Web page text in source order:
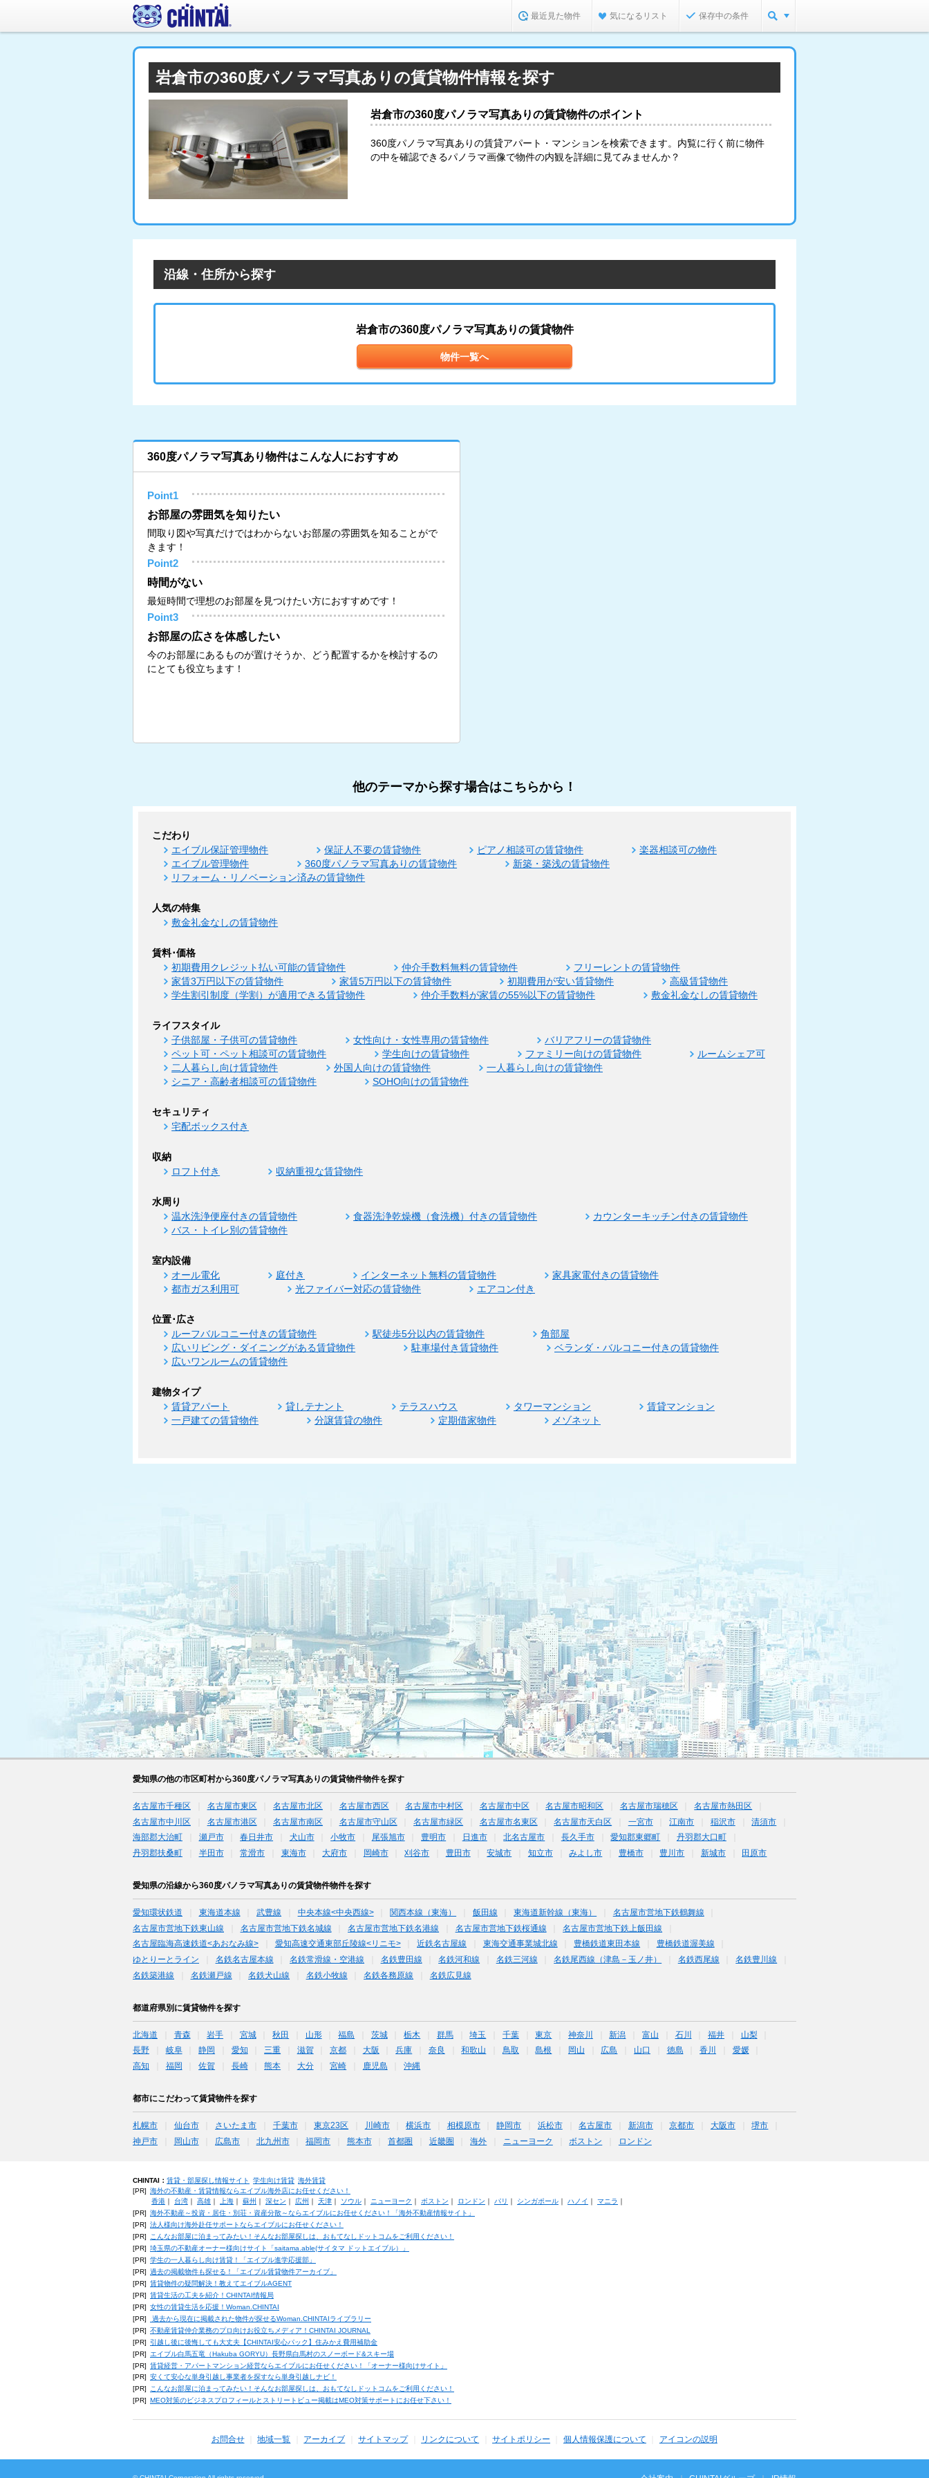
最近見た物件 気になるリスト 保存中の条件
岩倉市の360度パノラマ写真ありの賃貸物件情報を探す
岩倉市の360度パノラマ写真ありの賃貸物件のポイント
360度パノラマ写真ありの賃貸アパート・マンションを検索できます。内覧に行く前に物件
の中を確認できるパノラマ画像で物件の内観を詳細に見てみませんか？
沿線・住所から探す
岩倉市の360度パノラマ写真ありの賃貸物件
物件一覧へ
360度パノラマ写真あり物件はこんな人におすすめ
Point1
お部屋の雰囲気を知りたい
間取り図や写真だけではわからないお部屋の雰囲気を知ることがで
きます！
Point2
時間がない
最短時間で理想のお部屋を見つけたい方におすすめです！
Point3
お部屋の広さを体感したい
今のお部屋にあるものが置けそうか、どう配置するかを検討するの
にとても役立ちます！
他のテーマから探す場合はこちらから！
こだわり
エイブル保証管理物件 保証人不要の賃貸物件 ピアノ相談可の賃貸物件
楽器相談可の物件
エイブル管理物件
360度パノラマ写真ありの賃貸物件
新築・築浅の賃貸物件
リフォーム・リノベーション済みの賃貸物件
人気の特集
敷金礼金なしの賃貸物件
賃料･価格
初期費用クレジット払い可能の賃貸物件 仲介手数料無料の賃貸物件
フリーレントの賃貸物件
家賃3万円以下の賃貸物件
家賃5万円以下の賃貸物件 初期費用が安い賃貸物件
高級賃貸物件
学生割引制度（学割）が適用できる賃貸物件
仲介手数料が家賃の55%以下の賃貸物件 敷金礼金なしの賃貸物件
ライフスタイル
子供部屋・子供可の賃貸物件 女性向け・女性専用の賃貸物件
バリアフリーの賃貸物件
ペット可・ペット相談可の賃貸物件
学生向けの賃貸物件 ファミリー向けの賃貸物件
ルームシェア可
二人暮らし向け賃貸物件
外国人向けの賃貸物件
一人暮らし向けの賃貸物件
シニア・高齢者相談可の賃貸物件
SOHO向けの賃貸物件
セキュリティ
宅配ボックス付き
収納
ロフト付き 収納重視な賃貸物件
水周り
温水洗浄便座付きの賃貸物件 食器洗浄乾燥機（食洗機）付きの賃貸物件
カウンターキッチン付きの賃貸物件
バス・トイレ別の賃貸物件
室内設備
オール電化 庭付き インターネット無料の賃貸物件
家具家電付きの賃貸物件
都市ガス利用可
光ファイバー対応の賃貸物件 エアコン付き
位置･広さ
ルーフバルコニー付きの賃貸物件 駅徒歩5分以内の賃貸物件
角部屋
広いリビング・ダイニングがある賃貸物件
駐車場付き賃貸物件
ベランダ・バルコニー付きの賃貸物件
広いワンルームの賃貸物件
建物タイプ
賃貸アパート 貸しテナント テラスハウス タワーマンション
賃貸マンション
一戸建ての賃貸物件
分譲賃貸の物件 定期借家物件 メゾネット
愛知県の他の市区町村から360度パノラマ写真ありの賃貸物件物件を探す
名古屋市千種区 名古屋市東区 名古屋市北区 名古屋市西区 名古屋市中村区 名古屋市中区 名古屋市昭和区 名古屋市瑞穂区
名古屋市熱田区
名古屋市中川区
名古屋市港区 名古屋市南区 名古屋市守山区 名古屋市緑区 名古屋市名東区 名古屋市天白区 一宮市 江南市 稲沢市
清須市
海部郡大治町
瀬戸市 春日井市 犬山市 小牧市 尾張旭市 豊明市 日進市 北名古屋市 長久手市 愛知郡東郷町
丹羽郡大口町
丹羽郡扶桑町
半田市 常滑市 東海市 大府市 岡崎市 刈谷市 豊田市 安城市 知立市 みよし市 豊橋市 豊川市 新城市 田原市
愛知県の沿線から360度パノラマ写真ありの賃貸物件物件を探す
愛知環状鉄道 東海道本線 武豊線 中央本線<中央西線> 関西本線（東海） 飯田線 東海道新幹線（東海）
名古屋市営地下鉄鶴舞線
名古屋市営地下鉄東山線
名古屋市営地下鉄名城線 名古屋市営地下鉄名港線 名古屋市営地下鉄桜通線
名古屋市営地下鉄上飯田線
名古屋臨海高速鉄道<あおなみ線>
愛知高速交通東部丘陵線<リニモ> 近鉄名古屋線 東海交通事業城北線 豊橋鉄道東田本線
豊橋鉄道渥美線
ゆとりーとライン
名鉄名古屋本線 名鉄常滑線・空港線 名鉄豊田線 名鉄河和線 名鉄三河線 名鉄尾西線（津島－玉ノ井） 名鉄西尾線
名鉄豊川線
名鉄築港線
名鉄瀬戸線 名鉄犬山線 名鉄小牧線 名鉄各務原線 名鉄広見線
都道府県別に賃貸物件を探す
北海道 青森 岩手 宮城 秋田 山形 福島 茨城 栃木 群馬 埼玉 千葉 東京 神奈川 新潟 富山 石川 福井
山梨
長野
岐阜 静岡 愛知 三重 滋賀 京都 大阪 兵庫 奈良 和歌山 鳥取 島根 岡山 広島 山口 徳島 香川
愛媛
高知
福岡 佐賀 長崎 熊本 大分 宮崎 鹿児島 沖縄
都市にこだわって賃貸物件を探す
札幌市 仙台市 さいたま市 千葉市 東京23区 川崎市 横浜市 相模原市 静岡市 浜松市 名古屋市 新潟市 京都市 大阪市
堺市
神戸市
岡山市 広島市 北九州市 福岡市 熊本市 首都圏 近畿圏 海外 ニューヨーク ボストン ロンドン
CHINTAI： 賃貸・部屋探し情報サイト 学生向け賃貸 海外賃貸
[PR] 海外の不動産・賃貸情報ならエイブル海外店にお任せください！
香港｜ 台湾｜ 高雄｜ 上海｜ 蘇州 ｜ 深セン ｜ 広州 ｜ 天津｜ ソウル｜ ニューヨーク ｜ ボストン ｜ ロンドン ｜ パリ ｜ シンガポール｜ ハノイ ｜ マニラ ｜
[PR] 海外不動産～投資・居住・別荘・資産分散～ならエイブルにお任せください！「海外不動産情報サイト」
[PR] 法人様向け海外赴任サポートならエイブルにお任せください！
[PR]
こんなお部屋に泊まってみたい！そんなお部屋探しは、おもてなしドットコムをご利用ください！
[PR] 埼玉県の不動産オーナー様向けサイト「saitama.able(サイタマ ドットエイブル）」
[PR] 学生の一人暮らし向け賃貸！「エイブル進学応援部」
[PR] 過去の掲載物件も探せる！「エイブル賃貸物件アーカイブ」
[PR] 賃貸物件の疑問解決！教えてエイブルAGENT
[PR] 賃貸生活の工夫を紹介！CHINTAI情報局
[PR] 女性の賃貸生活を応援！Woman.CHINTAI
[PR]
過去から現在に掲載された物件が探せるWoman.CHINTAIライブラリー
[PR] 不動産賃貸仲介業務のプロ向けお役立ちメディア！CHINTAI JOURNAL
[PR]
引越し後に後悔しても大丈夫【CHINTAI安心パック】住みかえ費用補助金
[PR]
エイブル白馬五竜（Hakuba GORYU）長野県白馬村のスノーボード&スキー場
[PR] 賃貸経営・アパートマンション経営ならエイブルにお任せください！「オーナー様向けサイト」
[PR] 安くて安心な単身引越し事業者を探すなら単身引越しナビ！
[PR]
こんなお部屋に泊まってみたい！そんなお部屋探しは、おもてなしドットコムをご利用ください！
[PR]
MEO対策のビジネスプロフィールとストリートビュー掲載はMEO対策サポートにお任せ下さい！
お問合せ 地域一覧 アーカイブ サイトマップ リンクについて サイトポリシー 個人情報保護について アイコンの説明